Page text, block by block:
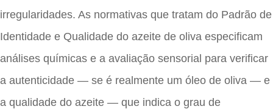
irregularidades. As normativas que tratam do Padrão de
Identidade e Qualidade do azeite de oliva especificam
análises químicas e a avaliação sensorial para verificar
a autenticidade — se é realmente um óleo de oliva — e
a qualidade do azeite — que indica o grau de